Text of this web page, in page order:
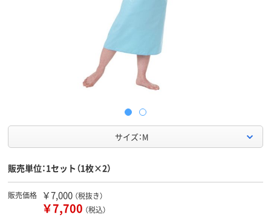
サイズ：M
販売単位：1セット（1枚×2）
販売価格 ￥7,000 （税抜き）
￥7,700 （税込）